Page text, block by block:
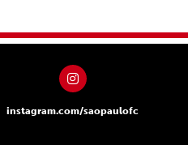
instagram.com/saopaulofc